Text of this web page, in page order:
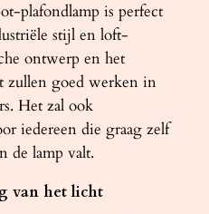
plafondlamp is perfect
stijl en loft-
ontwerp en het
zullen goed werken in
Het zal ook
iedereen die graag zelf
de lamp valt.
van het licht